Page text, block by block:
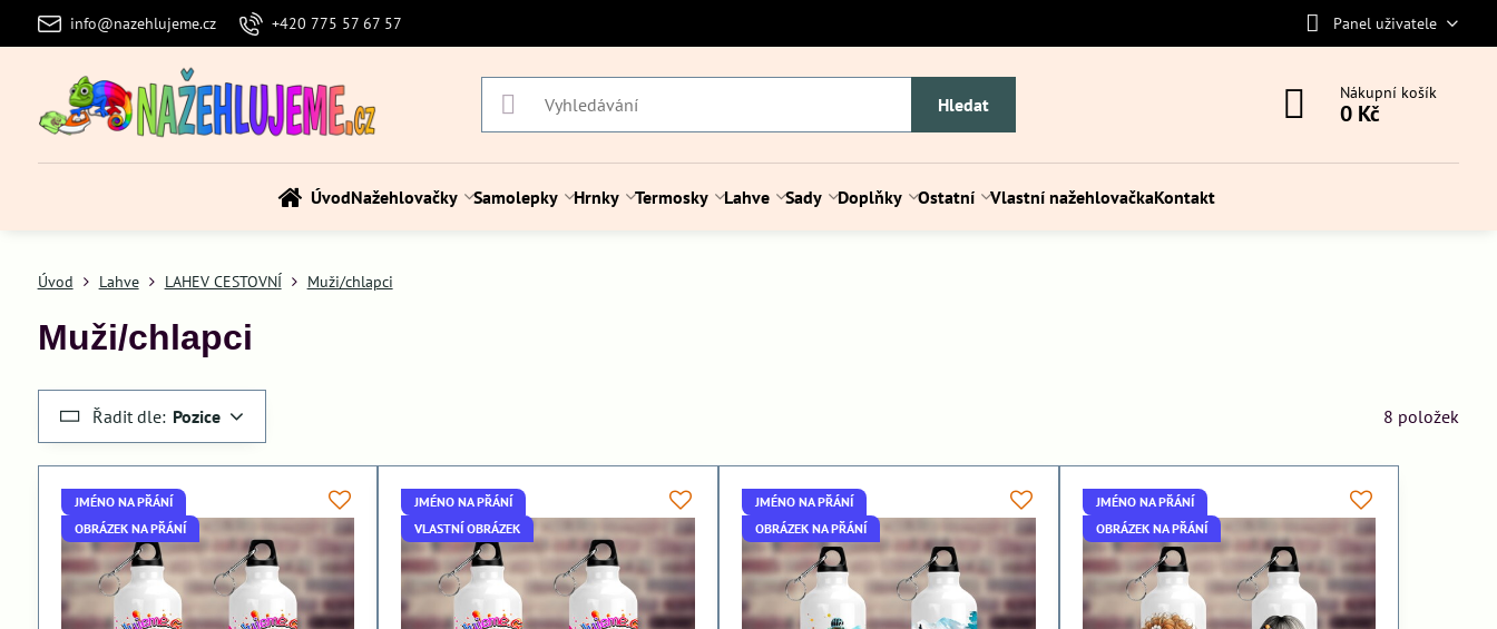
info@nazehlujeme.cz +420 775 57 67 57 Panel uživatele
Hledat
Nákupní košík
0 Kč
ÚvodNažehlovačky Samolepky Hrnky Termosky Lahve Sady Doplňky Ostatní Vlastní nažehlovačkaKontakt
Úvod Lahve LAHEV CESTOVNÍ Muži/chlapci
Muži/chlapci
Řadit dle: Pozice 8 položek
JMÉNO NA PŘÁNÍ
OBRÁZEK NA PŘÁNÍ
JMÉNO NA PŘÁNÍ
VLASTNÍ OBRÁZEK
JMÉNO NA PŘÁNÍ
OBRÁZEK NA PŘÁNÍ
JMÉNO NA PŘÁNÍ
OBRÁZEK NA PŘÁNÍ